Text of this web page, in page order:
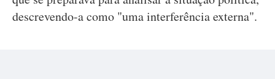
descrevendo-a como "uma interferência externa".